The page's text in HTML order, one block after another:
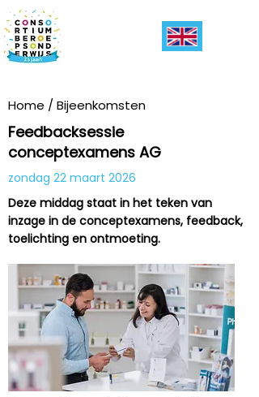
Home / Bijeenkomsten
Feedbacksessie
conceptexamens AG
zondag 22 maart 2026
Deze middag staat in het teken van
inzage in de conceptexamens, feedback,
toelichting en ontmoeting.